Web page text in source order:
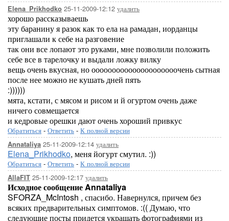
Elena_Prikhodko 25-11-2009-12:12 удалить
хорошо рассказываешь
эту баранину я разок как то ела на рамадан, иорданцы
приглашали к себе на разговение
так они все лопают это руками, мне позволили положить
себе все в тарелочку и выдали ложку вилку
вещь очень вкусная, но ооооооооооооооооооооочень сытная
после нее можно не кушать дней пять
:))))))
мята, кстати, с мясом и рисом и й огуртом очень даже
ничего совмещается
и кедровые орешки дают очень хороший привкус
Обратиться - Ответить - К полной версии
Annataliya 25-11-2009-12:14 удалить
Elena_Prikhodko, меня йогурт смутил. :))
Обратиться - Ответить - К полной версии
AllaFIT 25-11-2009-12:17 удалить
Исходное сообщение Annataliya
SFORZA_McIntosh , спасибо. Навернулся, причем без
всяких предварительных симптомов. :(( Думаю, что
следующие посты придется украшать фотографиями из